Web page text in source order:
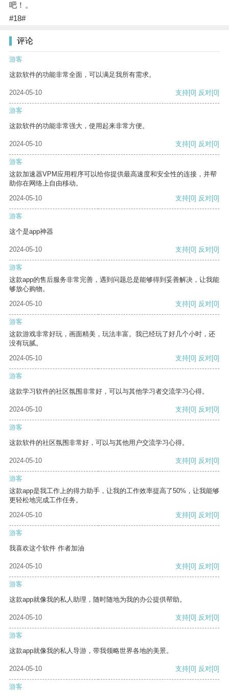
吧！。
#18#
评论
游客
这款软件的功能非常全面，可以满足我所有需求。
2024-05-10 支持[0] 反对[0]
游客
这款软件的功能非常强大，使用起来非常方便。
2024-05-10 支持[0] 反对[0]
游客
这款加速器VPM应用程序可以给你提供最高速度和安全性的连接，并帮
助你在网络上自由移动。
2024-05-10
支持[0] 反对[0]
游客
这个是app神器
2024-05-10 支持[0] 反对[0]
游客
这款app的售后服务非常完善，遇到问题总是能够得到妥善解决，让我能
够放心购物。
2024-05-10
支持[0] 反对[0]
游客
这款游戏非常好玩，画面精美，玩法丰富。我已经玩了好几个小时，还
没有玩腻。
2024-05-10
支持[0] 反对[0]
游客
这款学习软件的社区氛围非常好，可以与其他学习者交流学习心得。
2024-05-10 支持[0] 反对[0]
游客
这款软件的社区氛围非常好，可以与其他用户交流学习心得。
2024-05-10 支持[0] 反对[0]
游客
这款app是我工作上的得力助手，让我的工作效率提高了50%，让我能够
更轻松地完成工作任务。
2024-05-10
支持[0] 反对[0]
游客
我喜欢这个软件 作者加油
2024-05-10 支持[0] 反对[0]
游客
这款app就像我的私人助理，随时随地为我的办公提供帮助。
2024-05-10 支持[0] 反对[0]
游客
这款app就像我的私人导游，带我领略世界各地的美景。
2024-05-10 支持[0] 反对[0]
游客